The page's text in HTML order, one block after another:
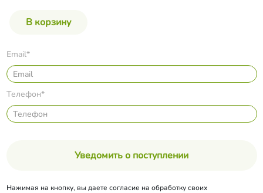
Email*
Телефон*
Уведомить о поступлении
Нажимая на кнопку, вы даете согласие на обработку своих